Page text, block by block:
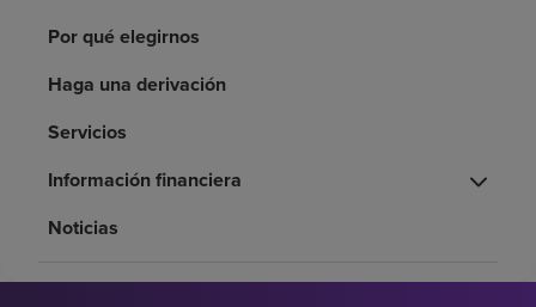
Recursos de salud
Por qué elegirnos
Haga una derivación
Servicios
Información financiera
Noticias